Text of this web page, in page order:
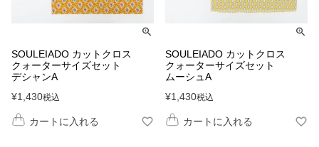
SOULEIADO カットクロス
クォーターサイズセット
デシャンA
¥1,430税込
カートに入れる
SOULEIADO カットクロス
クォーターサイズセット
ムーシュA
¥1,430税込
カートに入れる